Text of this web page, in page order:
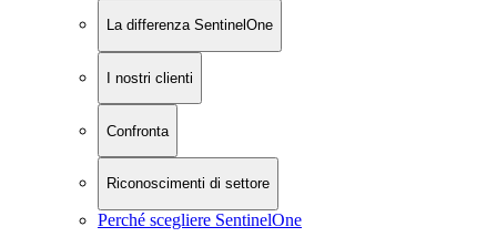
La differenza SentinelOne
I nostri clienti
Confronta
Riconoscimenti di settore
Perché scegliere SentinelOne